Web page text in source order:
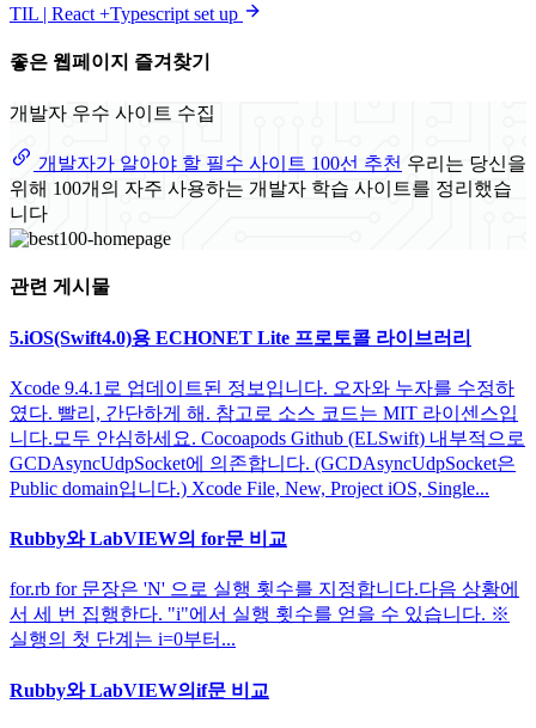
TIL | React +Typescript set up
좋은 웹페이지 즐겨찾기
개발자 우수 사이트 수집
개발자가 알아야 할 필수 사이트 100선 추천 우리는 당신을
위해 100개의 자주 사용하는 개발자 학습 사이트를 정리했습
니다
관련 게시물
5.iOS(Swift4.0)용 ECHONET Lite 프로토콜 라이브러리
Xcode 9.4.1로 업데이트된 정보입니다. 오자와 누자를 수정하
였다. 빨리, 간단하게 해. 참고로 소스 코드는 MIT 라이센스입
니다.모두 안심하세요. Cocoapods Github (ELSwift) 내부적으로
GCDAsyncUdpSocket에 의존합니다. (GCDAsyncUdpSocket은
Public domain입니다.) Xcode File, New, Project iOS, Single...
Rubby와 LabVIEW의 for문 비교
for.rb for 문장은 'N' 으로 실행 횟수를 지정합니다.다음 상황에
서 세 번 집행한다. "i"에서 실행 횟수를 얻을 수 있습니다. ※
실행의 첫 단계는 i=0부터...
Rubby와 LabVIEW의if문 비교